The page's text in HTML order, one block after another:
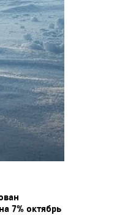
7% октябрь